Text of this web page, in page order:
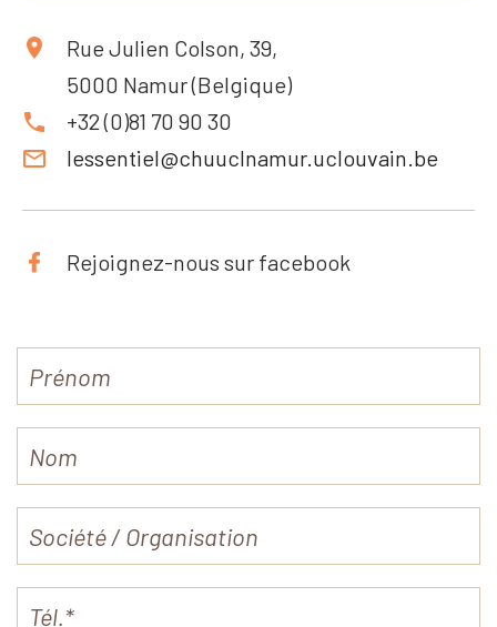
Rue Julien Colson, 39,
5000 Namur (Belgique)
+32 (0)81 70 90 30
lessentiel@chuuclnamur.uclouvain.be
Rejoignez-nous sur facebook